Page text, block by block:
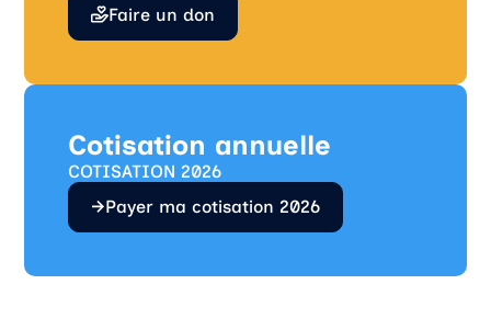
Faire un don
Cotisation annuelle
COTISATION 2026
Payer ma cotisation 2026